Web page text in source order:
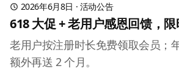
2026年6月8日 · 活动公告
618 大促 + 老用户感恩回馈，
老用户按注册时长免费领取会员；
额外再送 2 个月。